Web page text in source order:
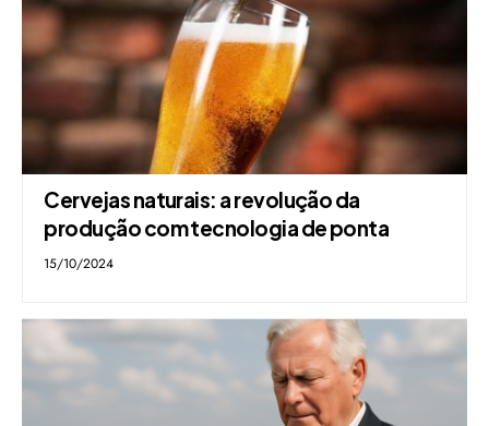
Cervejas naturais: a revolução da
produção com tecnologia de ponta
15/10/2024